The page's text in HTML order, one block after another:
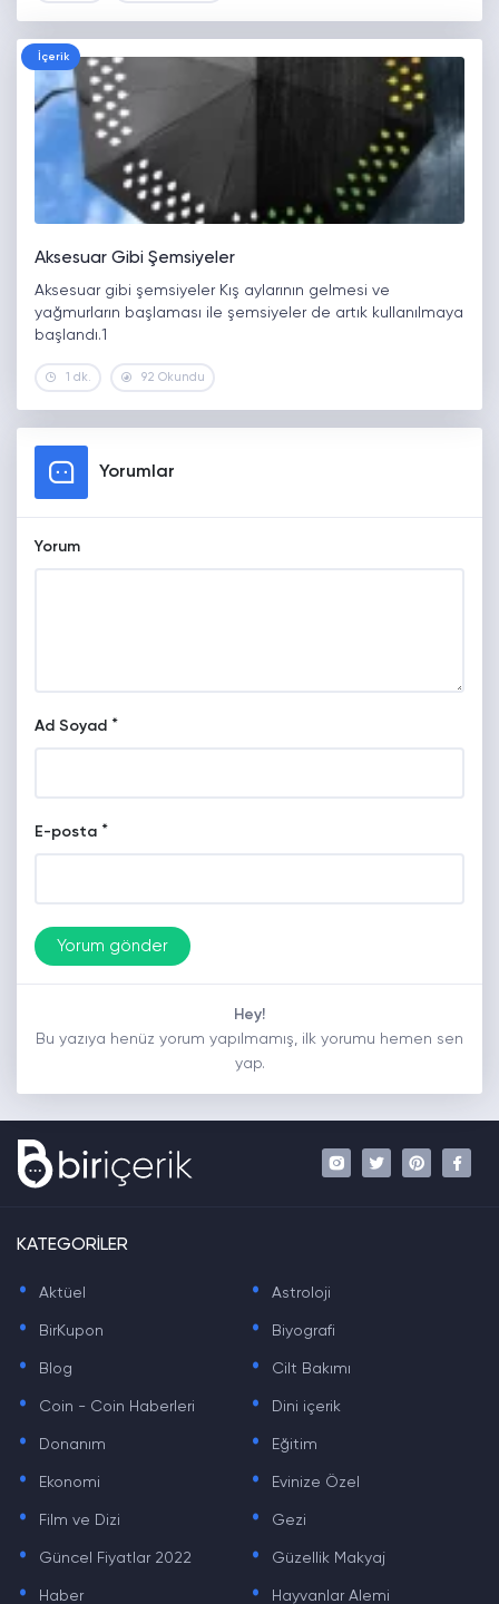
İçerik
Aksesuar Gibi Şemsiyeler
Aksesuar gibi şemsiyeler Kış aylarının gelmesi ve
yağmurların başlaması ile şemsiyeler de artık kullanılmaya
başlandı.1
1 dk. 92 Okundu
Yorumlar
Yorum
Ad Soyad *
E-posta *
Hey!
Bu yazıya henüz yorum yapılmamış, ilk yorumu hemen sen
yap.
KATEGORİLER
. Aktüel . Astroloji
. BirKupon . Biyografi
. Blog . Cilt Bakımı
. Coin - Coin Haberleri . Dini içerik
. Donanım . Eğitim
. Ekonomi . Evinize Özel
. Film ve Dizi . Gezi
. Güncel Fiyatlar 2022 . Güzellik Makyaj
. Haber . Hayvanlar Alemi